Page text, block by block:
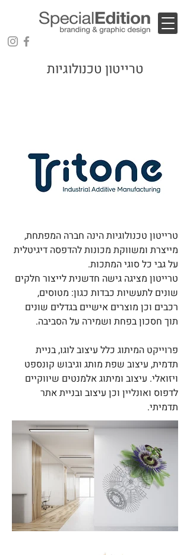
טרייטון טכנולוגיות
טרייטון טכנולוגיות הינה חברה המפתחת,
מייצרת ומשווקת מכונות להדפסה דיגיטלית
על גבי כל סוגי המתכות.
טרייטון מציגה גישה חדשנית לייצור חלקים
שונים לתעשיות כבדות כגון: מטוסים,
רכבים וכן מוצרים אישיים בגדלים שונים
תוך חסכון בפחת ושמירה על הסביבה.
פרוייקט המיתוג כלל עיצוב לוגו, בניית
תדמית, עיצוב שפת מותג וגיבוש קונספט
ויזואלי. עיצוב ומיתוג אלמנטים שיווקיים
לדפוס ואונליין וכן עיצוב ובניית אתר
תדמיתי.